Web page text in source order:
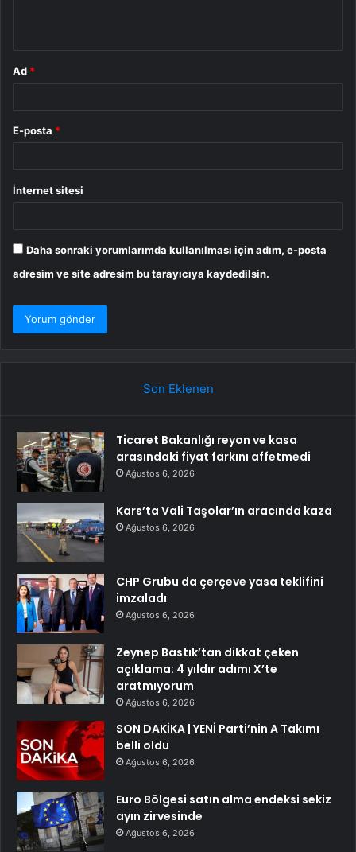
Ad *
E-posta *
İnternet sitesi
Daha sonraki yorumlarımda kullanılması için adım, e-posta
adresim ve site adresim bu tarayıcıya kaydedilsin.
Son Eklenen
Ticaret Bakanlığı reyon ve kasa
arasındaki fiyat farkını affetmedi
Ağustos 6, 2026
Kars’ta Vali Taşolar’ın aracında kaza
Ağustos 6, 2026
CHP Grubu da çerçeve yasa teklifini
imzaladı
Ağustos 6, 2026
Zeynep Bastık’tan dikkat çeken
açıklama: 4 yıldır adımı X’te
aratmıyorum
Ağustos 6, 2026
SON DAKİKA | YENİ Parti’nin A Takımı
belli oldu
Ağustos 6, 2026
Euro Bölgesi satın alma endeksi sekiz
ayın zirvesinde
Ağustos 6, 2026